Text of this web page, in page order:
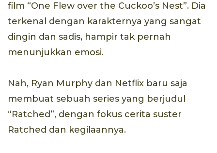
film “One Flew over the Cuckoo’s Nest”. Dia
terkenal dengan karakternya yang sangat
dingin dan sadis, hampir tak pernah
menunjukkan emosi.
Nah, Ryan Murphy dan Netflix baru saja
membuat sebuah series yang berjudul
“Ratched”, dengan fokus cerita suster
Ratched dan kegilaannya.